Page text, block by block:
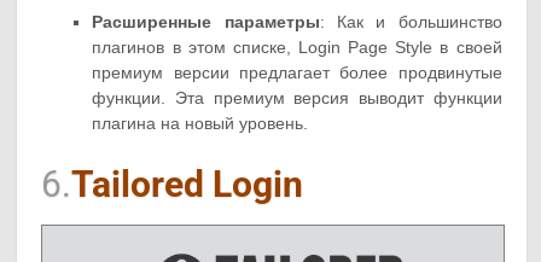
Расширенные параметры: Как и большинство
плагинов в этом списке, Login Page Style в своей
премиум версии предлагает более продвинутые
функции. Эта премиум версия выводит функции
плагина на новый уровень.
6.Tailored Login